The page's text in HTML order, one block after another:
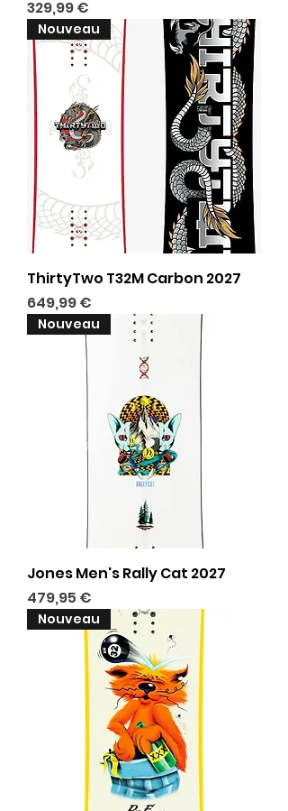
Prix
329,99 €
Nouveau
ThirtyTwo T32M Carbon 2027
Prix
649,99 €
Nouveau
Jones Men's Rally Cat 2027
Prix
479,95 €
Nouveau